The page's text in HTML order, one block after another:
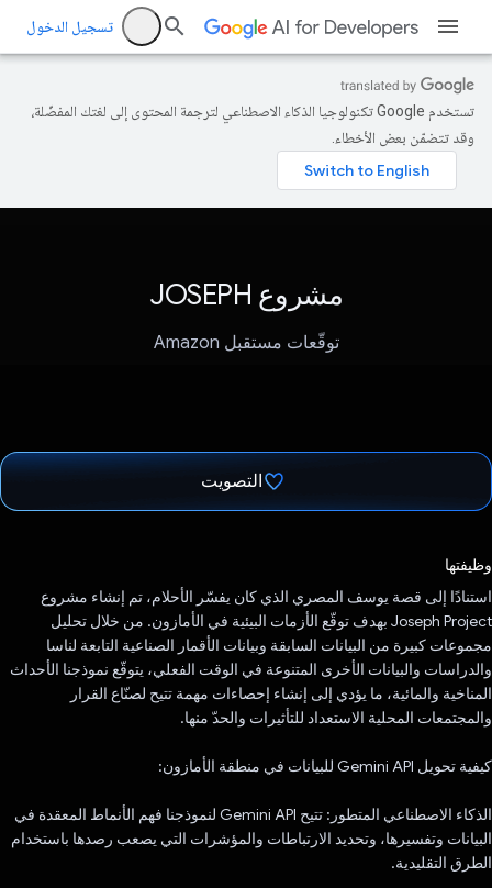
تسجيل الدخول
تستخدم Google تكنولوجيا الذكاء الاصطناعي لترجمة المحتوى إلى لغتك المفضّلة،
وقد تتضمّن بعض الأخطاء.
مشروع JOSEPH
توقّعات مستقبل Amazon
التصويت
وظيفتها
استنادًا إلى قصة يوسف المصري الذي كان يفسّر الأحلام، تم إنشاء مشروع
Joseph Project بهدف توقّع الأزمات البيئية في الأمازون. من خلال تحليل
مجموعات كبيرة من البيانات السابقة وبيانات الأقمار الصناعية التابعة لناسا
والدراسات والبيانات الأخرى المتنوعة في الوقت الفعلي، يتوقّع نموذجنا الأحداث
المناخية والمائية، ما يؤدي إلى إنشاء إحصاءات مهمة تتيح لصنّاع القرار
والمجتمعات المحلية الاستعداد للتأثيرات والحدّ منها.
كيفية تحويل Gemini API للبيانات في منطقة الأمازون:
الذكاء الاصطناعي المتطور: تتيح Gemini API لنموذجنا فهم الأنماط المعقدة في
البيانات وتفسيرها، وتحديد الارتباطات والمؤشرات التي يصعب رصدها باستخدام
الطرق التقليدية.